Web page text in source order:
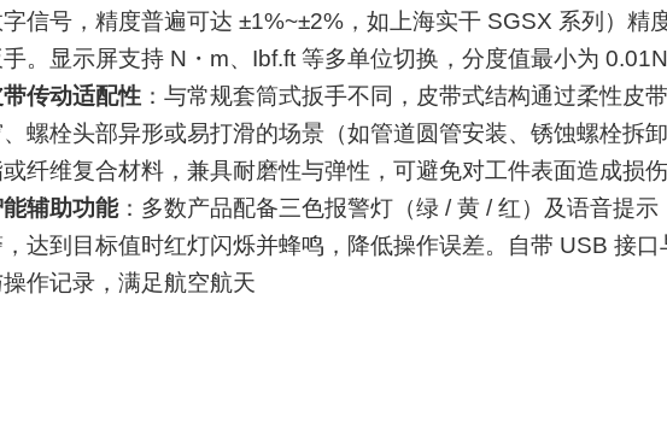
信号，精度普遍可达 ±1%~±2%，如上海实干 SGSX 系列）精
。显示屏支持 N・m、Ibf.ft 等多单位切换，分度值最小为
传动适配性 ：与常规套筒式扳手不同，皮带式结构通过柔性皮
螺栓头部异形或易打滑的场景（如管道圆管安装、锈蚀螺栓拆
纤维复合材料，兼具耐磨性与弹性，可避免对工件表面造成损伤
辅助功能：多数产品配备三色报警灯（绿 / 黄 / 红）及语音提
达到目标值时红灯闪烁并蜂鸣，降低操作误差。自带 USB 接
作记录，满足航空航天